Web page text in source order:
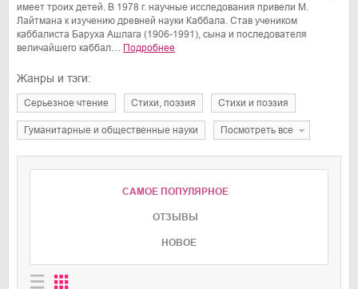
имеет троих детей. В 1978 г. научные исследования привели М.
Лайтмана к изучению древней науки Каббала. Став учеником
каббалиста Баруха Ашлага (1906-1991), сына и последователя
величайшего каббал…
Подробнее
Жанры и тэги:
серьезное чтение cтихи, поэзия стихи и поэзия
гуманитарные и общественные науки Посмотреть все
САМОЕ ПОПУЛЯРНОЕ
ОТЗЫВЫ
НОВОЕ